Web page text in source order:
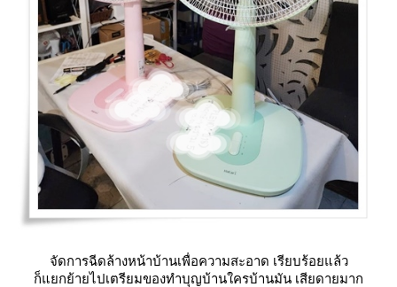
จัดการฉีดล้างหน้าบ้านเพื่อความสะอาด เรียบร้อยแล้ว
ก็แยกย้ายไปเตรียมของทำบุญบ้านใครบ้านมัน เสียดายมาก